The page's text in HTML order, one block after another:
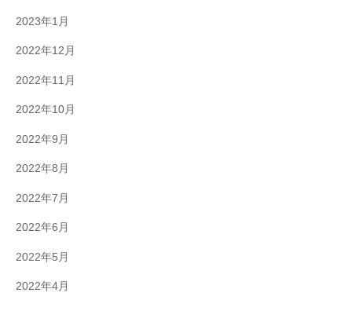
2023年1月
2022年12月
2022年11月
2022年10月
2022年9月
2022年8月
2022年7月
2022年6月
2022年5月
2022年4月